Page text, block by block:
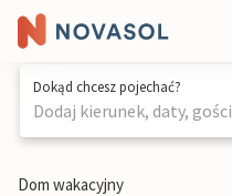
Dokąd chcesz pojechać?
Dodaj kierunek, daty, gości
1 / 17
Dom wakacyjny